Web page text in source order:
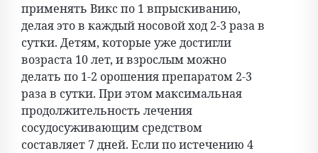
применять Викс по 1 впрыскиванию,
делая это в каждый носовой ход 2-3 раза в
сутки. Детям, которые уже достигли
возраста 10 лет, и взрослым можно
делать по 1-2 орошения препаратом 2-3
раза в сутки. При этом максимальная
продолжительность лечения
сосудосуживающим средством
составляет 7 дней. Если по истечению 4